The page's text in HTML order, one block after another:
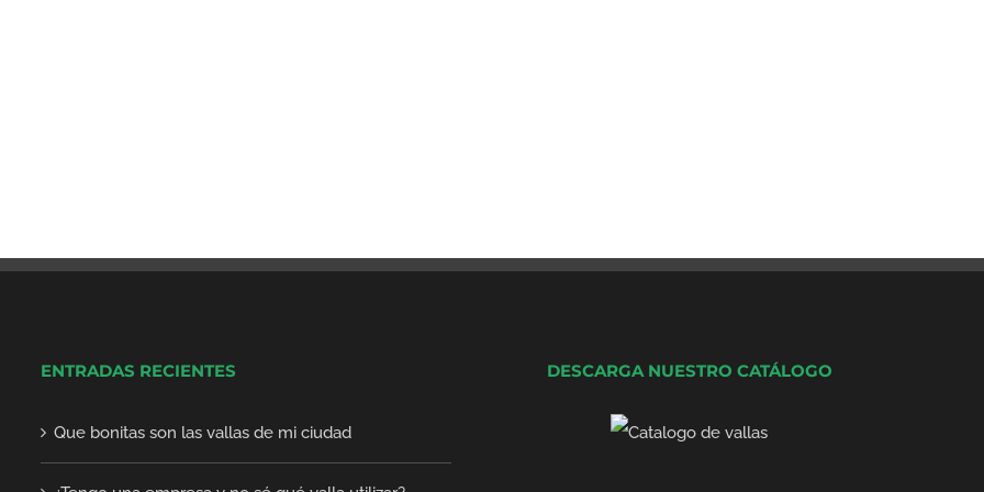
ENTRADAS RECIENTES
Que bonitas son las vallas de mi ciudad
DESCARGA NUESTRO CATÁLOGO